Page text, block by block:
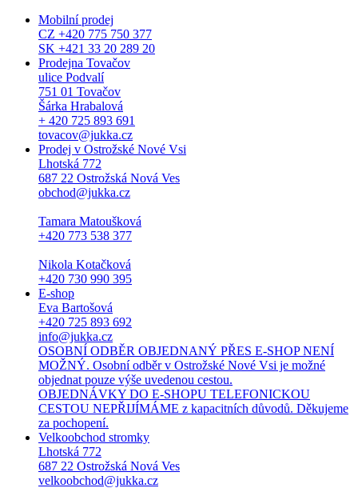
Mobilní prodej
CZ +420 775 750 377
SK +421 33 20 289 20
Prodejna Tovačov
ulice Podvalí
751 01 Tovačov
Šárka Hrabalová
+ 420 725 893 691
tovacov@jukka.cz
Prodej v Ostrožské Nové Vsi
Lhotská 772
687 22 Ostrožská Nová Ves
obchod@jukka.cz
Tamara Matoušková
+420 773 538 377
Nikola Kotačková
+420 730 990 395
E-shop
Eva Bartošová
+420 725 893 692
info@jukka.cz
OSOBNÍ ODBĚR OBJEDNANÝ PŘES E-SHOP NENÍ
MOŽNÝ. Osobní odběr v Ostrožské Nové Vsi je možné
objednat pouze výše uvedenou cestou.
OBJEDNÁVKY DO E-SHOPU TELEFONICKOU
CESTOU NEPŘIJÍMÁME z kapacitních důvodů. Děkujeme
za pochopení.
Velkoobchod stromky
Lhotská 772
687 22 Ostrožská Nová Ves
velkoobchod@jukka.cz